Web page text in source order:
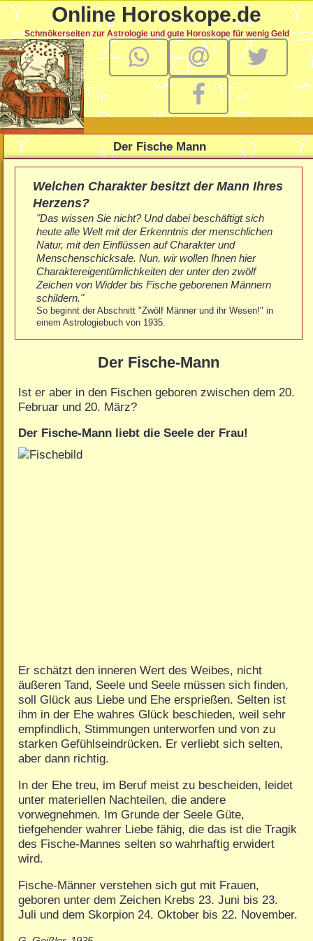
Online Horoskope.de
Schmökerseiten zur Astrologie und gute Horoskope für wenig Geld
Der Fische Mann
Welchen Charakter besitzt der Mann Ihres
Herzens?
"Das wissen Sie nicht? Und dabei beschäftigt sich
heute alle Welt mit der Erkenntnis der menschlichen
Natur, mit den Einflüssen auf Charakter und
Menschenschicksale. Nun, wir wollen Ihnen hier
Charaktereigentümlichkeiten der unter den zwölf
Zeichen von Widder bis Fische geborenen Männern
schildern."
So beginnt der Abschnitt "Zwölf Männer und ihr Wesen!" in
einem Astrologiebuch von 1935.
Der Fische-Mann
Ist er aber in den Fischen geboren zwischen dem 20.
Februar und 20. März?
Der Fische-Mann liebt die Seele der Frau!
Er schätzt den inneren Wert des Weibes, nicht
äußeren Tand, Seele und Seele müssen sich finden,
soll Glück aus Liebe und Ehe ersprießen. Selten ist
ihm in der Ehe wahres Glück beschieden, weil sehr
empfindlich, Stimmungen unterworfen und von zu
starken Gefühlseindrücken. Er verliebt sich selten,
aber dann richtig.
In der Ehe treu, im Beruf meist zu bescheiden, leidet
unter materiellen Nachteilen, die andere
vorwegnehmen. Im Grunde der Seele Güte,
tiefgehender wahrer Liebe fähig, die das ist die Tragik
des Fische-Mannes selten so wahrhaftig erwidert
wird.
Fische-Männer verstehen sich gut mit Frauen,
geboren unter dem Zeichen Krebs 23. Juni bis 23.
Juli und dem Skorpion 24. Oktober bis 22. November.